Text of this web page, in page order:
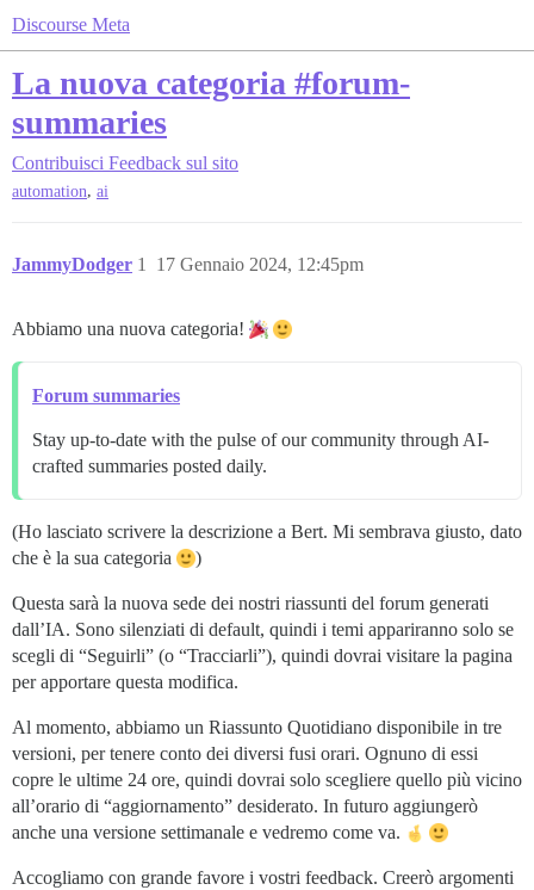
Discourse Meta
La nuova categoria #forum-
summaries
Contribuisci Feedback sul sito
automation, ai
JammyDodger 17 Gennaio 2024, 12:45pm
1
Abbiamo una nuova categoria!
Forum summaries
Stay up-to-date with the pulse of our community through AI-
crafted summaries posted daily.
(Ho lasciato scrivere la descrizione a Bert. Mi sembrava giusto, dato
che è la sua categoria
)
Questa sarà la nuova sede dei nostri riassunti del forum generati
dall’IA. Sono silenziati di default, quindi i temi appariranno solo se
scegli di “Seguirli” (o “Tracciarli”), quindi dovrai visitare la pagina
per apportare questa modifica.
Al momento, abbiamo un Riassunto Quotidiano disponibile in tre
versioni, per tenere conto dei diversi fusi orari. Ognuno di essi
copre le ultime 24 ore, quindi dovrai solo scegliere quello più vicino
all’orario di “aggiornamento” desiderato. In futuro aggiungerò
anche una versione settimanale e vedremo come va.
Accogliamo con grande favore i vostri feedback. Creerò argomenti